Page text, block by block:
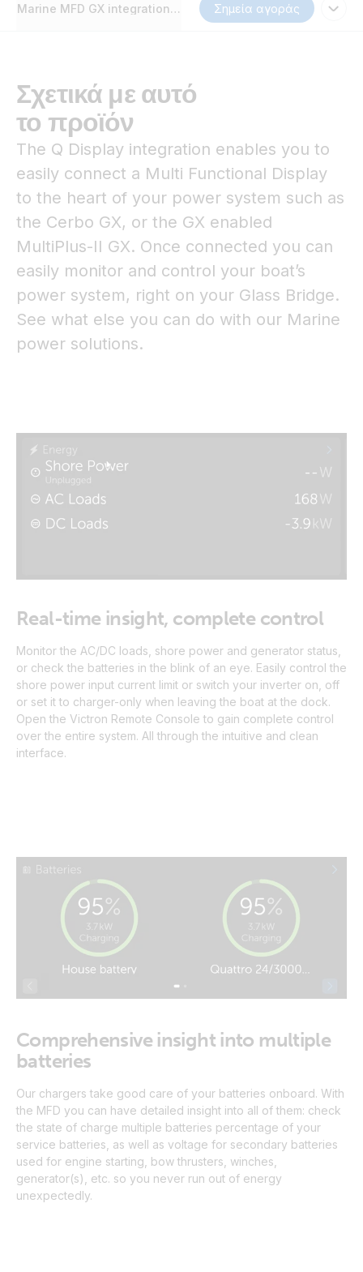
Marine MFD GX integration - Q DisplayΣημεία αγοράς
Σχετικά με αυτό
το προϊόν
The Q Display integration enables you to
easily connect a Multi Functional Display
to the heart of your power system such as
the Cerbo GX, or the GX enabled
MultiPlus-II GX. Once connected you can
easily monitor and control your boat’s
power system, right on your Glass Bridge.
See what else you can do with our Marine
power solutions.
Real-time insight, complete control
Monitor the AC/DC loads, shore power and generator status,
or check the batteries in the blink of an eye. Easily control the
shore power input current limit or switch your inverter on, off
or set it to charger-only when leaving the boat at the dock.
Open the Victron Remote Console to gain complete control
over the entire system. All through the intuitive and clean
interface.
Comprehensive insight into multiple
batteries
Our chargers take good care of your batteries onboard. With
the MFD you can have detailed insight into all of them: check
the state of charge multiple batteries percentage of your
service batteries, as well as voltage for secondary batteries
used for engine starting, bow thrusters, winches,
generator(s), etc. so you never run out of energy
unexpectedly.